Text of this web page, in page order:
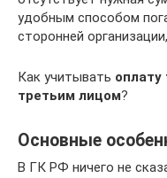
удобным способом
сторонней
Как учитывать оплату
третьим лицом?
Основные
В ГК РФ ничего не